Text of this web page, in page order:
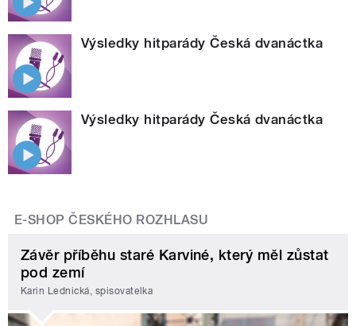
Výsledky hitparády Česká dvanáctka
Výsledky hitparády Česká dvanáctka
E-SHOP ČESKÉHO ROZHLASU
Závěr příběhu staré Karviné, který měl zůstat
pod zemí
Karin Lednická, spisovatelka